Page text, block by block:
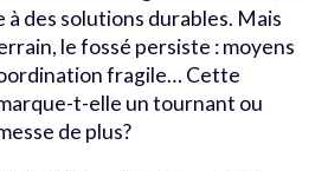
à des solutions durables. Mais
le fossé persiste : moyens
fragile… Cette
t-elle un tournant ou
de plus?